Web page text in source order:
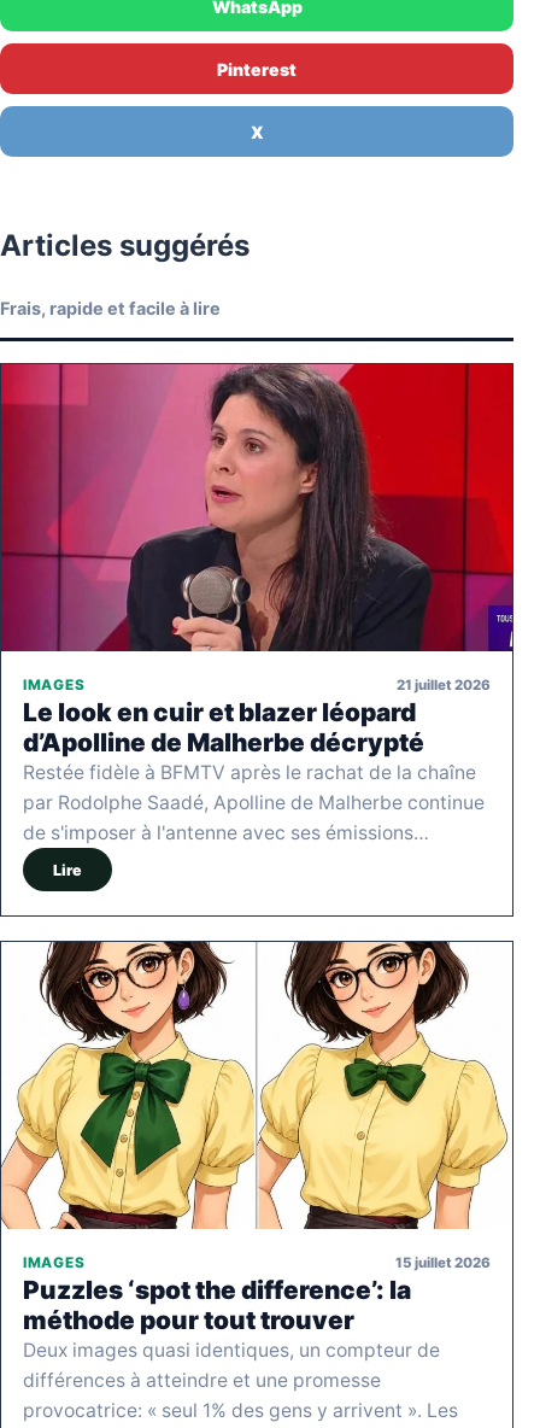
WhatsApp
Pinterest
X
Articles suggérés
Frais, rapide et facile à lire
IMAGES 21 juillet 2026
Le look en cuir et blazer léopard
d’Apolline de Malherbe décrypté
Restée fidèle à BFMTV après le rachat de la chaîne
par Rodolphe Saadé, Apolline de Malherbe continue
de s'imposer à l'antenne avec ses émissions…
Lire
IMAGES 15 juillet 2026
Puzzles ‘spot the difference’: la
méthode pour tout trouver
Deux images quasi identiques, un compteur de
différences à atteindre et une promesse
provocatrice: « seul 1% des gens y arrivent ». Les